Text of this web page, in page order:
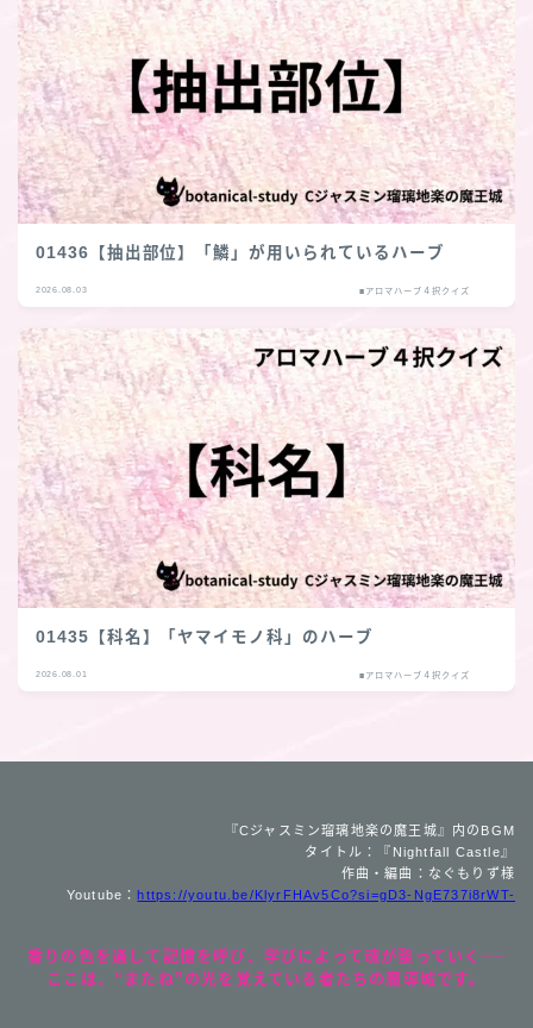
01436【抽出部位】「鱗」が用いられているハーブ
2026.08.03 ■アロマハーブ４択クイズ
01435【科名】「ヤマイモノ科」のハーブ
2026.08.01 ■アロマハーブ４択クイズ
『Cジャスミン瑠璃地楽の魔王城』内のBGM
タイトル：『Nightfall Castle』
作曲・編曲：なぐもりず様
Youtube： https://youtu.be/KlyrFHAv5Co?si=gD3-NgE737i8rWT-
香りの色を通して記憶を呼び、学びによって魂が整っていく──
ここは、“またね”の光を覚えている者たちの魔導城です。